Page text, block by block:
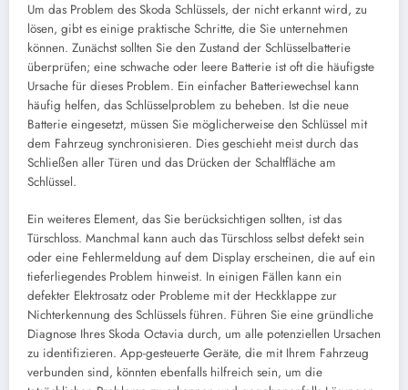
Um das Problem des Skoda Schlüssels, der nicht erkannt wird, zu
lösen, gibt es einige praktische Schritte, die Sie unternehmen
können. Zunächst sollten Sie den Zustand der Schlüsselbatterie
überprüfen; eine schwache oder leere Batterie ist oft die häufigste
Ursache für dieses Problem. Ein einfacher Batteriewechsel kann
häufig helfen, das Schlüsselproblem zu beheben. Ist die neue
Batterie eingesetzt, müssen Sie möglicherweise den Schlüssel mit
dem Fahrzeug synchronisieren. Dies geschieht meist durch das
Schließen aller Türen und das Drücken der Schaltfläche am
Schlüssel.
Ein weiteres Element, das Sie berücksichtigen sollten, ist das
Türschloss. Manchmal kann auch das Türschloss selbst defekt sein
oder eine Fehlermeldung auf dem Display erscheinen, die auf ein
tieferliegendes Problem hinweist. In einigen Fällen kann ein
defekter Elektrosatz oder Probleme mit der Heckklappe zur
Nichterkennung des Schlüssels führen. Führen Sie eine gründliche
Diagnose Ihres Skoda Octavia durch, um alle potenziellen Ursachen
zu identifizieren. App-gesteuerte Geräte, die mit Ihrem Fahrzeug
verbunden sind, könnten ebenfalls hilfreich sein, um die